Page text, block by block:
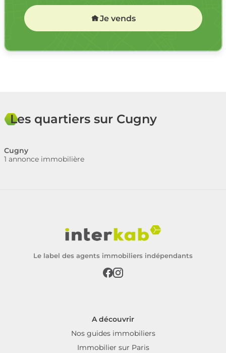
Je vends
Les quartiers sur Cugny
Cugny
1 annonce immobilière
Le label des agents immobiliers indépendants
A découvrir
Nos guides immobiliers
Immobilier sur Paris